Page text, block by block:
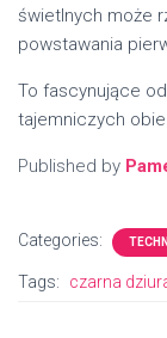
świetlnych może
powstawania
To fascynujące
tajemniczych
Published by
Categories:
Tags: czarna